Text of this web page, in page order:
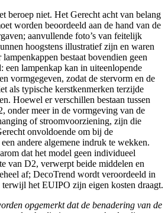
beroep niet. Het Gerecht acht van belang
worden beoordeeld aan de hand van de
aanvullende foto’s van feitelijk
hoogstens illustratief zijn en waren
bestaat bovendien geen
een lampenkap kan in uiteenlopende
vormgegeven, zodat de stervorm en de
als typische kerstkenmerken terzijde
Hoewel er verschillen bestaan tussen
onder meer in de vormgeving van de
of stroomvoorziening, zijn die
onvoldoende om bij de
andere algemene indruk te wekken.
dat het model geen individueel
van D2, verwerpt beide middelen en
af; DecoTrend wordt veroordeeld in
het EUIPO zijn eigen kosten draagt.
opgemerkt dat de benadering van de